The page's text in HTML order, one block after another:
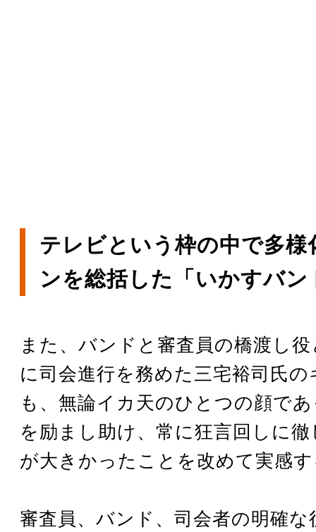
テレビという枠の中で多様
ンを総括した「いかすバン
また、バンドと審査員の橋渡し
に司会進行を務めた三宅裕司氏
も、無論イカ天のひとつの顔で
を励まし助け、常に狂言回しに
が大きかったことを改めて実感
審査員、バンド、司会者の明確な